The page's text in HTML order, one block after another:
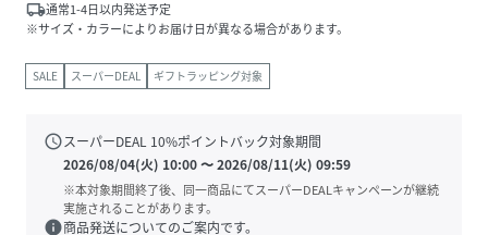
local_shipping通常1-4日以内発送予定
※サイズ・カラーによりお届け日が異なる場合があります。
SALE スーパーDEAL ギフトラッピング対象
scheduleスーパーDEAL 10%ポイントバック対象期間
2026/08/04(火) 10:00〜2026/08/11(火) 09:59
※本対象期間終了後、同一商品にてスーパーDEALキャンペーンが継続
実施されることがあります。
info商品発送についてのご案内です。